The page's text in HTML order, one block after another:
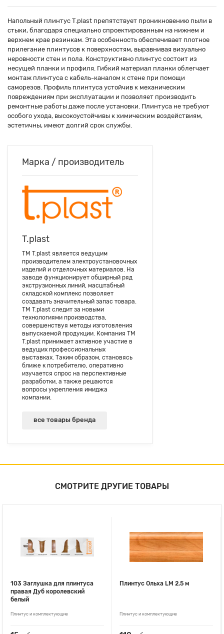
Напольный плинтус T.plast препятствует проникновению пыли в
стыки, благодаря специально спроектированным на нижнем и
верхнем крае резинкам. Эта особенность обеспечивает плотное
прилегание плинтусов к поверхностям, выравнивая визуально
неровности стен и пола. Конструктивно плинтус состоит из
несущей планки и профиля. Гибкий материал планки облегчает
монтаж плинтуса с кабель-каналом к стене при помощи
саморезов. Профиль плинтуса устойчив к механическим
повреждениям при эксплуатации и позволяет производить
ремонтные работы даже после установки. Плинтуса не требуют
особого ухода, высокоустойчивы к химическим воздействиям,
эстетичны, имеют долгий срок службы.
Марка / производитель
T.plast
ТМ T.plast является ведущим
производителем электроустановочных
изделий и отделочных материалов. На
заводе функционирует обширный ряд
экструзионных линий, масштабный
складской комплекс позволяет
создавать значительный запас товара.
ТМ T.plast следит за новыми
технологиями производства,
совершенствуя методы изготовления
выпускаемой продукции. Компания ТМ
T.plast принимает активное участие в
ведущих профессиональных
выставках. Таким образом, становясь
ближе к потребителю, оперативно
изучается спрос на перспективные
разработки, а также решаются
вопросы укрепления имиджа
компании.
все товары бренда
СМОТРИТЕ ДРУГИЕ ТОВАРЫ
103 Заглушка для плинтуса
правая Дуб королевский
белый
Плинтус и комплектующие
Плинтус Ольха LM 2.5 м
Плинтус и комплектующие